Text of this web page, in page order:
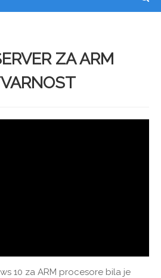
ZA ARM
10 za ARM procesore bila je